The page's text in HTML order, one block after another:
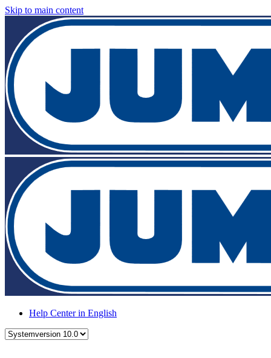
Skip to main content
Help Center in English